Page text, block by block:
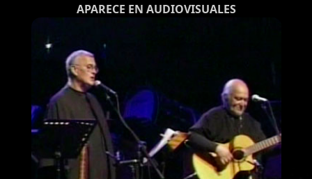
APARECE EN AUDIOVISUALES